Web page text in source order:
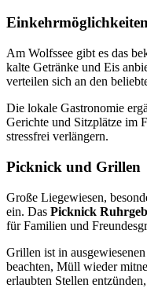
Am Wolfssee gibt es das
kalte Getränke und Eis
verteilen sich an den
Die lokale Gastronomie
Gerichte und Sitzplätze im
stressfrei verlängern.
Picknick und Grillen
Große Liegewiesen,
ein. Das Picknick
für Familien und
Grillen ist in
beachten, Müll wieder
erlaubten Stellen